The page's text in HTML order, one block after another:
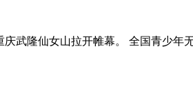
武隆仙女山拉开帷幕。 全国青少年